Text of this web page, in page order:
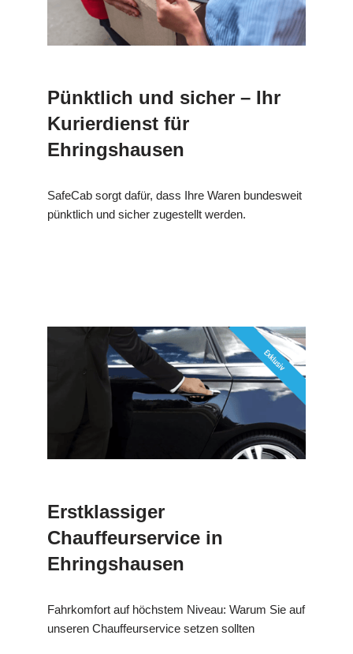
Pünktlich und sicher – Ihr
Kurierdienst für
Ehringshausen
SafeCab sorgt dafür, dass Ihre Waren bundesweit
pünktlich und sicher zugestellt werden.
Erstklassiger
Chauffeurservice in
Ehringshausen
Fahrkomfort auf höchstem Niveau: Warum Sie auf
unseren Chauffeurservice setzen sollten